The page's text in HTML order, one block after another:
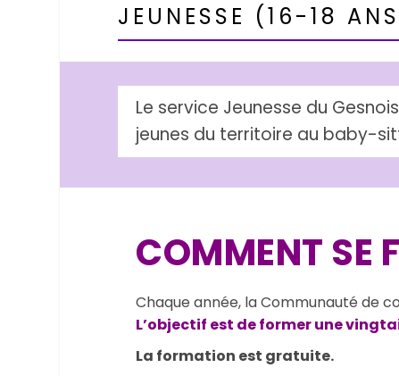
JEUNESSE (16-18
Le service Jeunesse du
jeunes du territoire au baby-
COMMENT SE
Chaque année, la Communauté de
L’objectif est de former une
La formation est gratuite.